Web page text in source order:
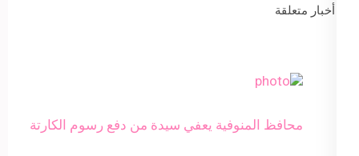
أخبار متعلقة
محافظ المنوفية يعفي سيدة من دفع رسوم الكارتة